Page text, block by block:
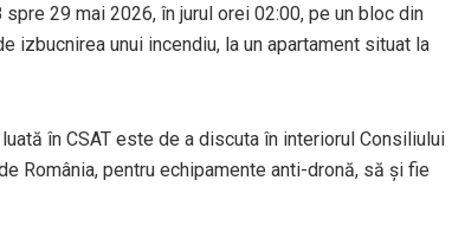
29 mai 2026, în jurul orei 02:00, pe un bloc din
izbucnirea unui incendiu, la un apartament situat la
în CSAT este de a discuta în interiorul Consiliului
România, pentru echipamente anti-dronă, să și fie